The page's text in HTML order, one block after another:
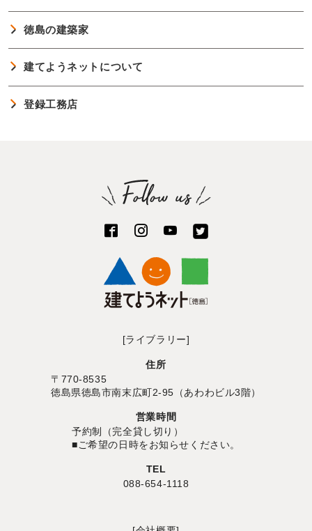
徳島の建築家
建てようネットについて
登録工務店
[ライブラリー]
住所
〒770-8535
徳島県徳島市南末広町2-95（あわわビル3階）
営業時間
予約制（完全貸し切り）
■ご希望の日時をお知らせください。
TEL
088-654-1118